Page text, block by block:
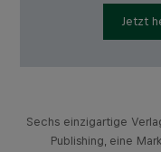
Jetzt
Sechs einzigartige
Publishing, eine